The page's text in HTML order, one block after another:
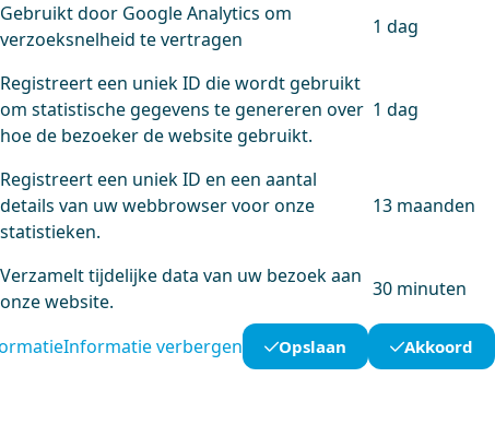
Gebruikt door Google Analytics om
verzoeksnelheid te vertragen
1 dag
Registreert een uniek ID die wordt gebruikt
om statistische gegevens te genereren over
hoe de bezoeker de website gebruikt.
1 dag
Registreert een uniek ID en een aantal
details van uw webbrowser voor onze
statistieken.
13 maanden
Verzamelt tijdelijke data van uw bezoek aan
onze website.
30 minuten
Informatie verbergen Opslaan Akkoord